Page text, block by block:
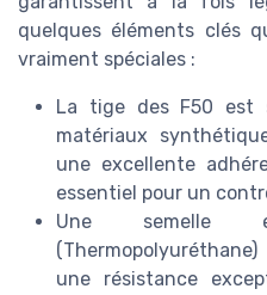
quelques éléments clés
vraiment spéciales :
La tige des F50 est
matériaux
une excellente
essentiel pour un
Une semelle
une résistance